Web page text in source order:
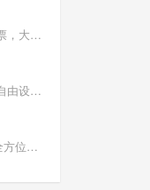
现场用户扫码参与投票，大屏幕展示全场票选结果
多套模版任意切换，自由设置互动功能名称及图标
30+核心互动功能，全方位满足您的现场需求